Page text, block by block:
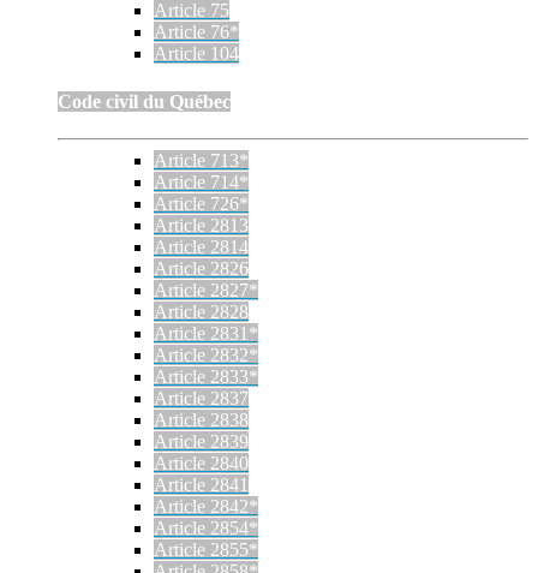
Article 75
Article 76*
Article 104
Code civil du Québec
Article 713*
Article 714*
Article 726*
Article 2813
Article 2814
Article 2826
Article 2827*
Article 2828
Article 2831*
Article 2832*
Article 2833*
Article 2837
Article 2838
Article 2839
Article 2840
Article 2841
Article 2842*
Article 2854*
Article 2855*